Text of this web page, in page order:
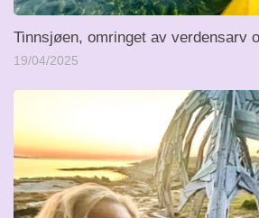
Tinnsjøen, omringet av verdensarv
19/04/2025